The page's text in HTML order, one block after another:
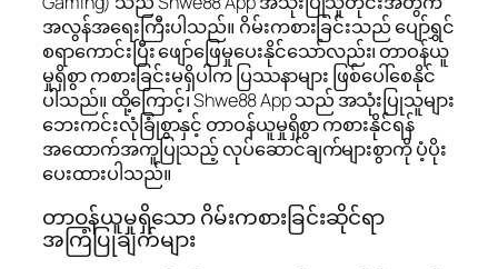
အလွန်အရေးကြီးပါသည်။ ဂိမ်းကစားခြင်းသည် ပျော်ရွှင်
စရာကောင်းပြီး ဖျော်ဖြေမှုပေးနိုင်သော်လည်း၊ တာဝန်ယူ
မှုရှိစွာ ကစားခြင်းမရှိပါက ပြဿနာများ ဖြစ်ပေါ်စေနိုင်
ပါသည်။ ထို့ကြောင့်၊ Shwe88 App သည် အသုံးပြုသူများ
ဘေးကင်းလုံခြုံစွာနှင့် တာဝန်ယူမှုရှိစွာ ကစားနိုင်ရန်
အထောက်အကူပြုသည့် လုပ်ဆောင်ချက်များစွာကို ပံ့ပိုး
ပေးထားပါသည်။
တာဝန်ယူမှုရှိသော ဂိမ်းကစားခြင်းဆိုင်ရာ
အကြံပြုချက်များ